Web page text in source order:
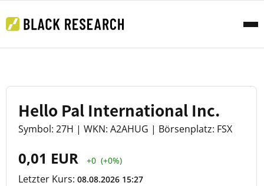
Hello Pal International Inc.
Symbol: 27H | WKN: A2AHUG | Börsenplatz: FSX
0,01 EUR +0 (+0%)
Letzter Kurs: 08.08.2026 15:27